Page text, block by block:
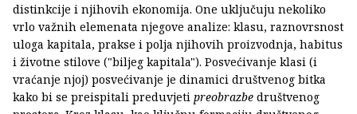
distinkcije i njihovih ekonomija. One uključuju nekoliko
vrlo važnih elemenata njegove analize: klasu, raznovrsnost
uloga kapitala, prakse i polja njihovih proizvodnja, habitus
i životne stilove ("biljeg kapitala"). Posvećivanje klasi (i
vraćanje njoj) posvećivanje je dinamici društvenog bitka
kako bi se preispitali preduvjeti preobrazbe društvenog